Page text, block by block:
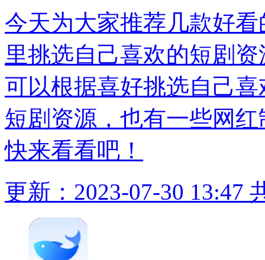
今天为大家推荐几款好
里挑选自己喜欢的短剧
可以根据喜好挑选自己
短剧资源，也有一些网
快来看看吧！
更新：2023-07-30 13:47